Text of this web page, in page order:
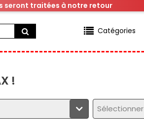
seront traitées à notre retour
Catégories
!
Sélectionner